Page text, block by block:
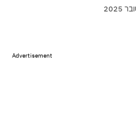
Advertisement